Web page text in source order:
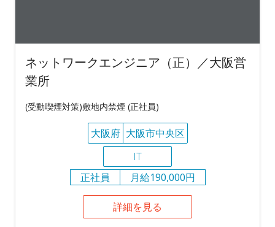
ネットワークエンジニア（正）／大阪営
業所
(受動喫煙対策)敷地内禁煙 (正社員)
大阪府 大阪市中央区
IT
正社員
月給190,000円
詳細を見る